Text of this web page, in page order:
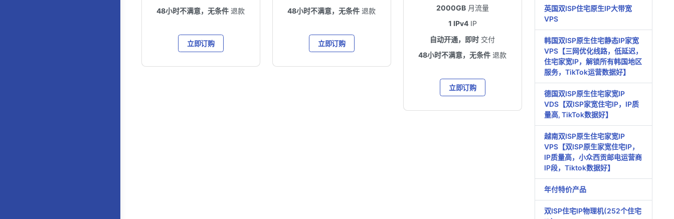
48小时不满意，无条件 退款
立即订购
48小时不满意，无条件 退款
立即订购
2000GB月流量
1 IPv4IP
自动开通，即时 交付
48小时不满意，无条件 退款
立即订购
英国双ISP住宅原生IP大带宽
VPS
韩国双ISP原生住宅静态IP家宽
VPS【三网优化线路，低延迟，
住宅家宽IP，解锁所有韩国地区
服务，TikTok运营数据好】
德国双ISP原生住宅家宽IP
VDS【双ISP家宽住宅IP，IP质
量高, TikTok数据好】
越南双ISP原生住宅家宽IP
VPS【双ISP原生家宽住宅IP，
IP质量高，小众西贡邮电运营商
IP段，Tiktok数据好】
年付特价产品
双ISP住宅IP物理机(252个住宅